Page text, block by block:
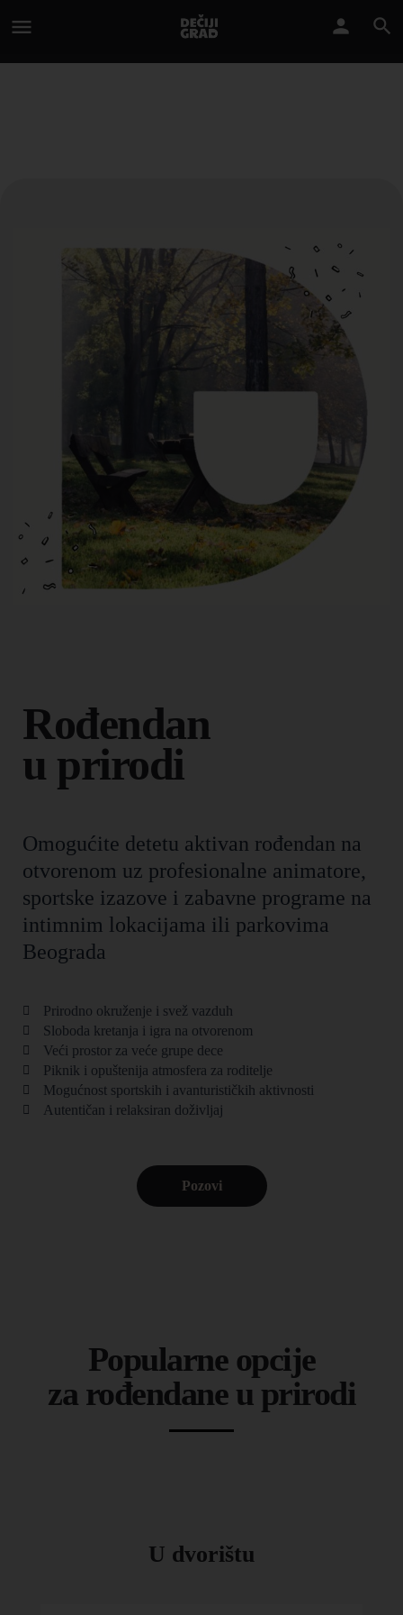
Rođendan
u prirodi
Omogućite detetu aktivan rođendan na
otvorenom uz profesionalne animatore,
sportske izazove i zabavne programe na
intimnim lokacijama ili parkovima
Beograda
Prirodno okruženje i svež vazduh
Sloboda kretanja i igra na otvorenom
Veći prostor za veće grupe dece
Piknik i opuštenija atmosfera za roditelje
Mogućnost sportskih i avanturističkih aktivnosti
Autentičan i relaksiran doživljaj
Pozovi
Popularne opcije
za rođendane u prirodi
U dvorištu